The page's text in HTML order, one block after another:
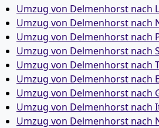
Umzug von Delmenhorst nach
Umzug von Delmenhorst nach
Umzug von Delmenhorst nach
Umzug von Delmenhorst nach
Umzug von Delmenhorst nach
Umzug von Delmenhorst nach
Umzug von Delmenhorst nach
Umzug von Delmenhorst nach
Umzug von Delmenhorst nach